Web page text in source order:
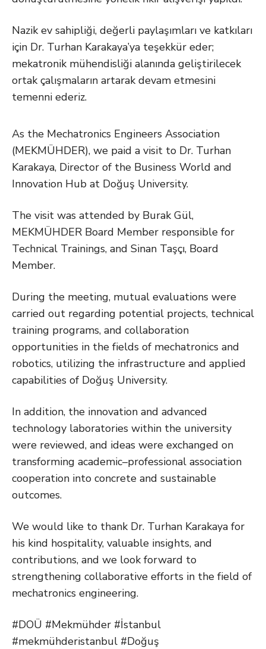
Nazik ev sahipliği, değerli paylaşımları ve katkıları
için Dr. Turhan Karakaya’ya teşekkür eder;
mekatronik mühendisliği alanında geliştirilecek
ortak çalışmaların artarak devam etmesini
temenni ederiz.
As the Mechatronics Engineers Association
(MEKMÜHDER), we paid a visit to Dr. Turhan
Karakaya, Director of the Business World and
Innovation Hub at Doğuş University.
The visit was attended by Burak Gül,
MEKMÜHDER Board Member responsible for
Technical Trainings, and Sinan Taşçı, Board
Member.
During the meeting, mutual evaluations were
carried out regarding potential projects, technical
training programs, and collaboration
opportunities in the fields of mechatronics and
robotics, utilizing the infrastructure and applied
capabilities of Doğuş University.
In addition, the innovation and advanced
technology laboratories within the university
were reviewed, and ideas were exchanged on
transforming academic–professional association
cooperation into concrete and sustainable
outcomes.
We would like to thank Dr. Turhan Karakaya for
his kind hospitality, valuable insights, and
contributions, and we look forward to
strengthening collaborative efforts in the field of
mechatronics engineering.
#DOÜ #Mekmühder #İstanbul
#mekmühderistanbul #Doğuş